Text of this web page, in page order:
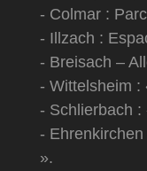
- Colmar :
- Illzach :
- Breisach –
- Wittelsheim :
- Schlierbach
-
».